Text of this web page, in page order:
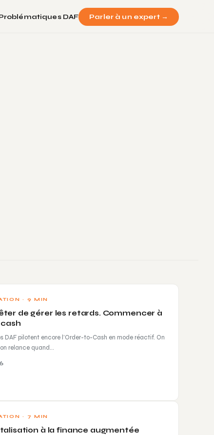
DAF Parler à un expert →
· 9 MIN
de gérer les retards. Commencer à
DAF pilotent encore l’Order-to-Cash en mode réactif. On
relance quand…
· 7 MIN
à la finance augmentée